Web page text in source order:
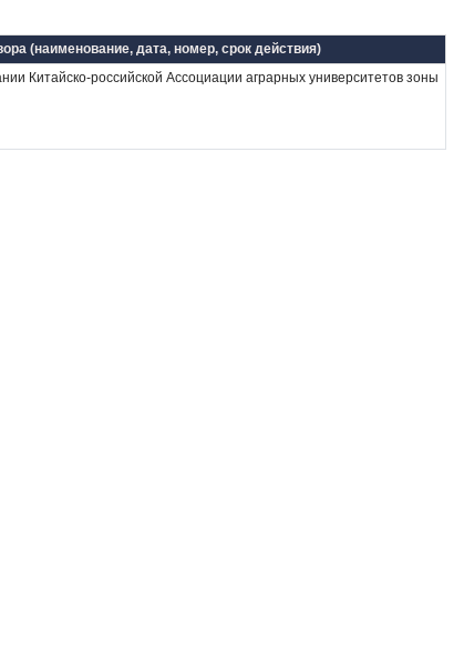
(наименование, дата, номер, срок действия)
Китайско-российской Ассоциации аграрных университетов зоны